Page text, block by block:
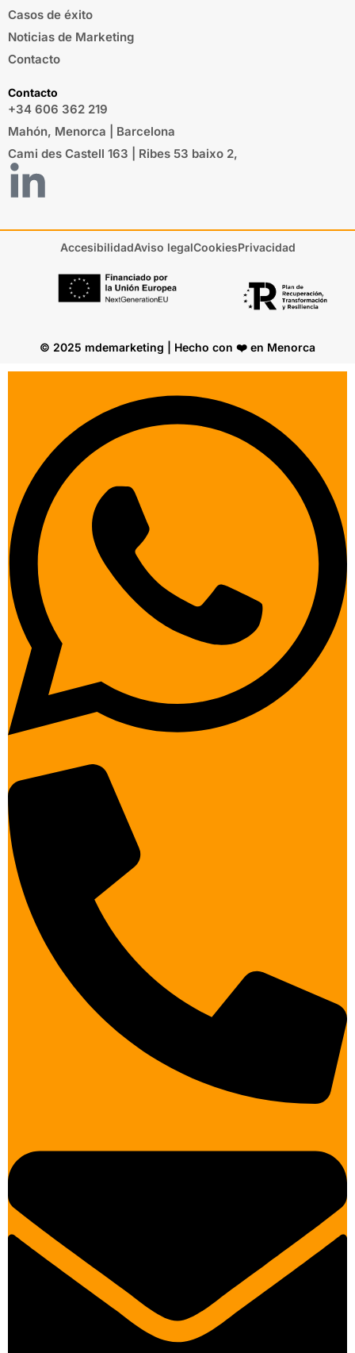
Casos de éxito
Noticias de Marketing
Contacto
Contacto
+34 606 362 219
Mahón, Menorca | Barcelona
Cami des Castell 163 | Ribes 53 baixo 2,
© 2025 mdemarketing | Hecho con ❤️ en Menorca
AccesibilidadAviso legalCookiesPrivacidad